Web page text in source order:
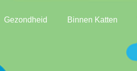
Gezondheid Binnen Katten